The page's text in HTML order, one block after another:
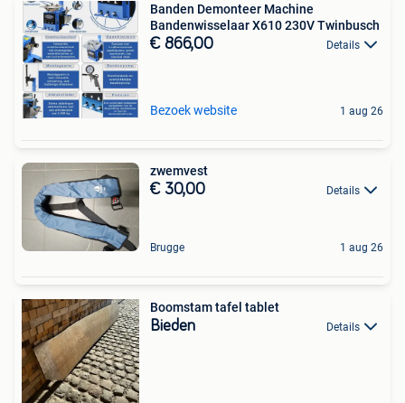
Banden Demonteer Machine
Bandenwisselaar X610 230V Twinbusch
€ 866,00 Details
Bezoek website 1 aug 26
zwemvest
€ 30,00 Details
Brugge 1 aug 26
Boomstam tafel tablet
Bieden Details